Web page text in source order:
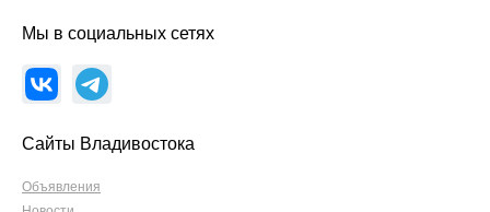
Мы в социальных сетях
Сайты Владивостока
Объявления